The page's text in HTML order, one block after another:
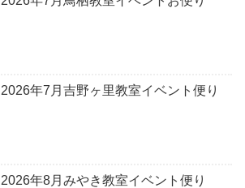
2026年7月吉野ヶ里教室イベント便り
2026年8月みやき教室イベント便り